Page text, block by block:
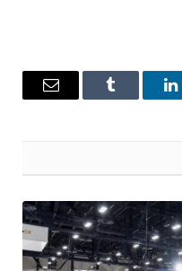
لينكدإن Tumblr
البريد